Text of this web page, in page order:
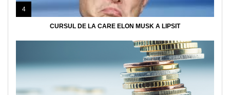
4
CURSUL DE LA CARE ELON MUSK A LIPSIT